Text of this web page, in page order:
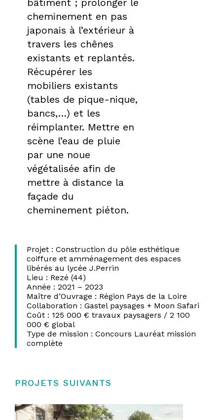
cheminement en pas
japonais à l’extérieur à
travers les chênes
existants et replantés.
Récupérer les
mobiliers existants
(tables de pique-nique,
bancs,…) et les
réimplanter. Mettre en
scène l’eau de pluie
par une noue
végétalisée afin de
mettre à distance la
façade du
cheminement piéton.
Projet : Construction du pôle esthétique
coiffure et amménagement des espaces
libérés au lycée J.Perrin
Lieu : Rezé (44)
Année : 2021 – 2023
Maître d’Ouvrage : Région Pays de la Loire
Collaboration : Gastel paysages + Moon Safari
Coût : 125 000 € travaux paysagers / 2 100
000 € global
Type de mission : Concours Lauréat mission
complète
PROJETS SUIVANTS